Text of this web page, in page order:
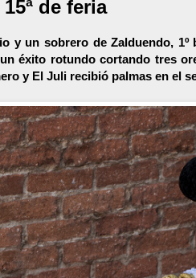
de feria
y un sobrero de Zalduendo,
éxito rotundo cortando tres
y El Juli recibió palmas en el